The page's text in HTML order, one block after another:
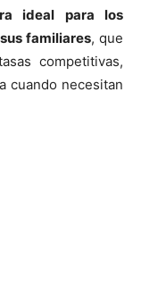
ideal para los
familiares, que
competitivas,
cuando necesitan